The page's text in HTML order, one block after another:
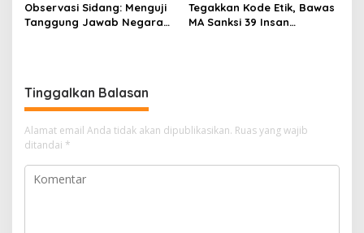
Observasi Sidang: Menguji
Tanggung Jawab Negara
Tegakkan Kode Etik, Bawas
MA Sanksi 39 Insan
Tinggalkan Balasan
Alamat email Anda tidak akan dipublikasikan. Ruas yang wajib
ditandai *